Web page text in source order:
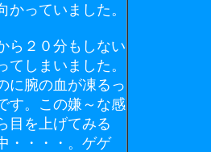
っていました。
ら２０分もしない
しまいました。
に腕の血が凍るっ
す。この嫌～な感
目を上げてみる
・・・・。ゲゲ